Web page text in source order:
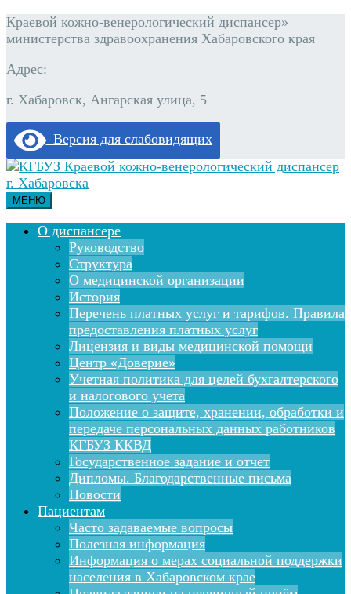
Краевой кожно-венерологический диспансер»
министерства здравоохранения Хабаровского края
Адрес:
г. Хабаровск, Ангарская улица, 5
Версия для слабовидящих
МЕНЮ
О диспансере
Руководство
Структура
О медицинской организации
История
Перечень платных услуг и тарифов. Правила
предоставления платных услуг
Лицензия и виды медицинской помощи
Центр «Доверие»
Учетная политика для целей бухгалтерского
и налогового учета
Положение о защите, хранении, обработки и
передаче персональных данных работников
КГБУЗ ККВД
Государственное задание и отчет
Дипломы. Благодарственные письма
Новости
Пациентам
Часто задаваемые вопросы
Полезная информация
Информация о мерах социальной поддержки
населения в Хабаровском крае